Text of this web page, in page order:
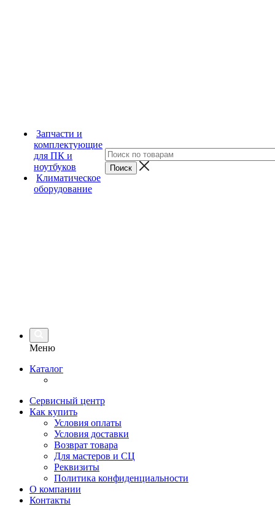
Запчасти и
комплектующие
для ПК и
ноутбуков
Климатическое
оборудование
Меню
Каталог
Сервисный центр
Как купить
Условия оплаты
Условия доставки
Возврат товара
Для мастеров и СЦ
Реквизиты
Политика конфиденциальности
О компании
Контакты